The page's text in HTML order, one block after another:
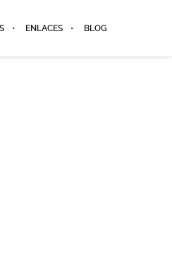
ENLACES BLOG